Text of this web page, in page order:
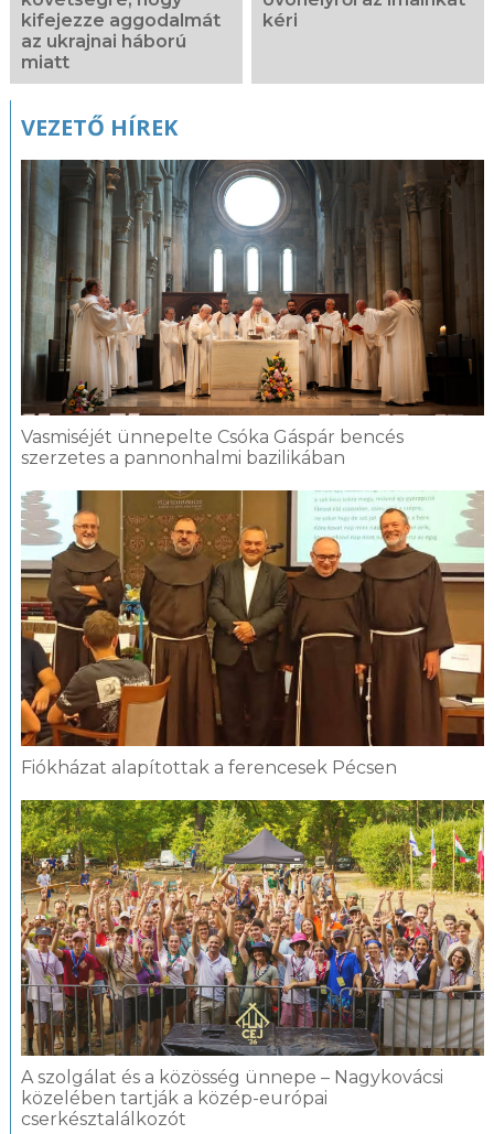
kifejezze aggodalmát
az ukrajnai háború
miatt
kéri
VEZETŐ HÍREK
Vasmiséjét ünnepelte Csóka Gáspár bencés
szerzetes a pannonhalmi bazilikában
Fiókházat alapítottak a ferencesek Pécsen
A szolgálat és a közösség ünnepe – Nagykovácsi
közelében tartják a közép-európai
cserkésztalálkozót